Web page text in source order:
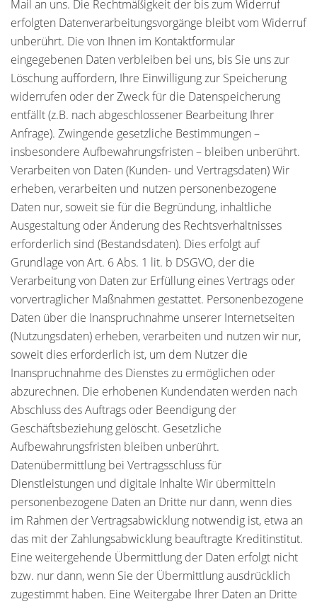
Mail an uns. Die Rechtmäßigkeit der bis zum Widerruf
erfolgten Datenverarbeitungsvorgänge bleibt vom Widerruf
unberührt. Die von Ihnen im Kontaktformular
eingegebenen Daten verbleiben bei uns, bis Sie uns zur
Löschung auffordern, Ihre Einwilligung zur Speicherung
widerrufen oder der Zweck für die Datenspeicherung
entfällt (z.B. nach abgeschlossener Bearbeitung Ihrer
Anfrage). Zwingende gesetzliche Bestimmungen –
insbesondere Aufbewahrungsfristen – bleiben unberührt.
Verarbeiten von Daten (Kunden- und Vertragsdaten) Wir
erheben, verarbeiten und nutzen personenbezogene
Daten nur, soweit sie für die Begründung, inhaltliche
Ausgestaltung oder Änderung des Rechtsverhältnisses
erforderlich sind (Bestandsdaten). Dies erfolgt auf
Grundlage von Art. 6 Abs. 1 lit. b DSGVO, der die
Verarbeitung von Daten zur Erfüllung eines Vertrags oder
vorvertraglicher Maßnahmen gestattet. Personenbezogene
Daten über die Inanspruchnahme unserer Internetseiten
(Nutzungsdaten) erheben, verarbeiten und nutzen wir nur,
soweit dies erforderlich ist, um dem Nutzer die
Inanspruchnahme des Dienstes zu ermöglichen oder
abzurechnen. Die erhobenen Kundendaten werden nach
Abschluss des Auftrags oder Beendigung der
Geschäftsbeziehung gelöscht. Gesetzliche
Aufbewahrungsfristen bleiben unberührt.
Datenübermittlung bei Vertragsschluss für
Dienstleistungen und digitale Inhalte Wir übermitteln
personenbezogene Daten an Dritte nur dann, wenn dies
im Rahmen der Vertragsabwicklung notwendig ist, etwa an
das mit der Zahlungsabwicklung beauftragte Kreditinstitut.
Eine weitergehende Übermittlung der Daten erfolgt nicht
bzw. nur dann, wenn Sie der Übermittlung ausdrücklich
zugestimmt haben. Eine Weitergabe Ihrer Daten an Dritte